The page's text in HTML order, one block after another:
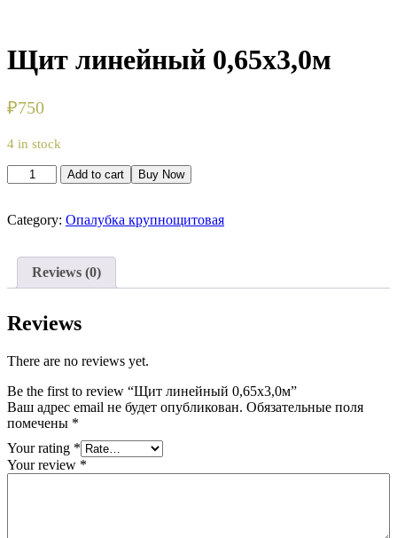
Щит линейный 0,65х3,0м
₽750
4 in stock
Щит
линейный
quantity
Add to cart Buy Now
Category: Опалубка крупнощитовая
Reviews (0)
Reviews
There are no reviews yet.
Be the first to review “Щит линейный 0,65х3,0м”
Ваш адрес email не будет опубликован. Обязательные поля
помечены *
Your rating *
Your review *